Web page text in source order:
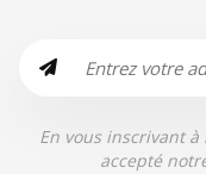
En vous inscrivant
accepté